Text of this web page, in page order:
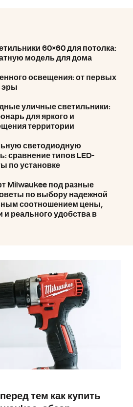
60×60 для потолка:
модель для дома
освещения: от первых
эры
уличные светильники:
для яркого и
территории
светодиодную
сравнение типов LED-
по установке
Milwaukee под разные
по выбору надежной
соотношением цены,
реального удобства в
тем как купить